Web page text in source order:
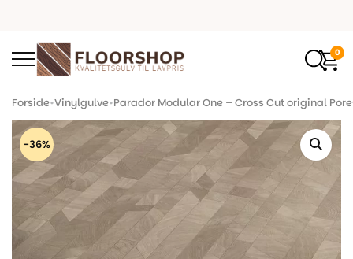
0
Forside•Vinylgulve•Parador Modular One – Cross Cut original
-36%